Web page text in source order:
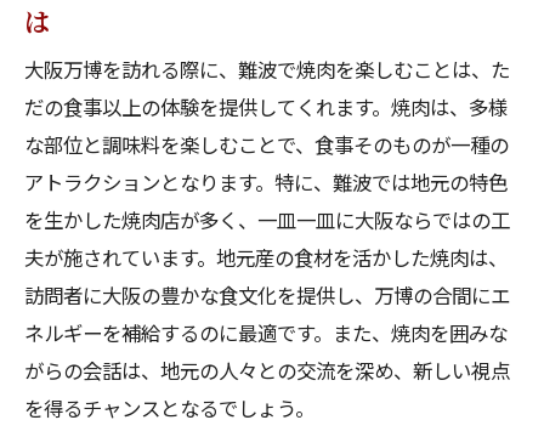
アクセスの良さが人気の秘訣
徒歩圏内で堪能できる焼肉の味
難波駅から徒歩圏内の人気焼肉店
地元民も納得のアクセス性
焼肉店選びで失敗しないためのポイント
地元民が愛する難波の焼肉店ベストセレクショ
ン
地元民が通うおすすめ焼肉店
地元の味を堪能できる焼肉スポット
は
大阪万博を訪れる際に、難波で焼肉を楽しむことは、た
だの食事以上の体験を提供してくれます。焼肉は、多様
な部位と調味料を楽しむことで、食事そのものが一種の
アトラクションとなります。特に、難波では地元の特色
を生かした焼肉店が多く、一皿一皿に大阪ならではの工
夫が施されています。地元産の食材を活かした焼肉は、
訪問者に大阪の豊かな食文化を提供し、万博の合間にエ
ネルギーを補給するのに最適です。また、焼肉を囲みな
がらの会話は、地元の人々との交流を深め、新しい視点
を得るチャンスとなるでしょう。